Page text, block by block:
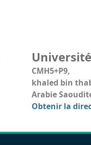
CMH5+P9,
khaled bin
Arabie
Obtenir la